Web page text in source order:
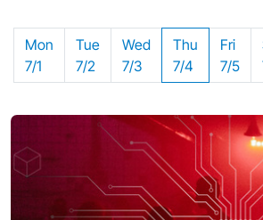
Mon
7/1
Tue
7/2
Wed
7/3
Thu
7/4
Fri
7/5